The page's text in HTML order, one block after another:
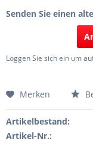
Senden Sie einen
Loggen Sie sich ein um
Merken
Artikelbestand:
Artikel-Nr.: